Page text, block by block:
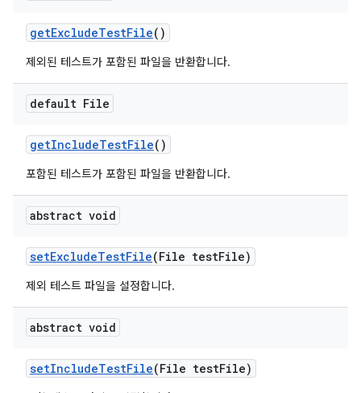
getExcludeTestFile()
제외된 테스트가 포함된 파일을 반환합니다.
default File
getIncludeTestFile()
포함된 테스트가 포함된 파일을 반환합니다.
abstract void
setExcludeTestFile(File testFile)
제외 테스트 파일을 설정합니다.
abstract void
setIncludeTestFile(File testFile)